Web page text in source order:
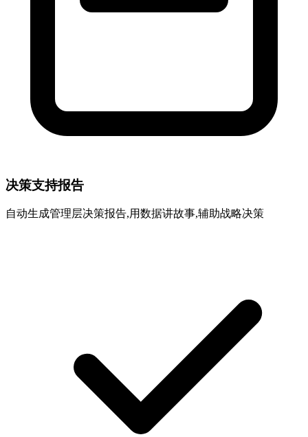
决策支持报告
自动生成管理层决策报告,用数据讲故事,辅助战略决策